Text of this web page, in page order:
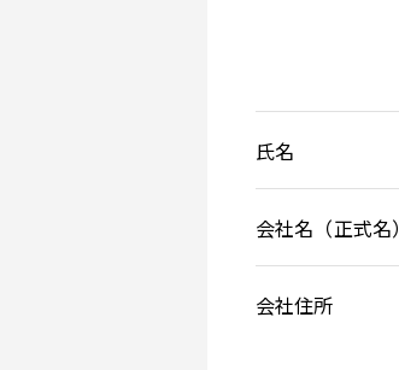
氏名
会社名（正式名）
会社住所